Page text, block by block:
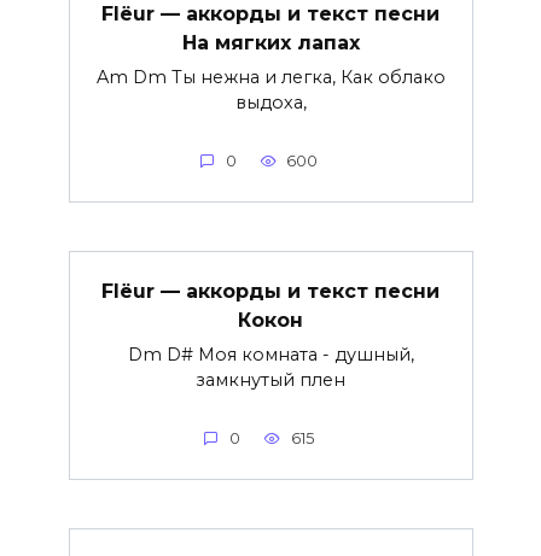
Flëur — аккорды и текст песни
На мягких лапах
Am Dm Ты нежна и легка, Как облако
выдоха,
0 600
Flëur — аккорды и текст песни
Кокон
Dm D# Моя комната - душный,
замкнутый плен
0 615